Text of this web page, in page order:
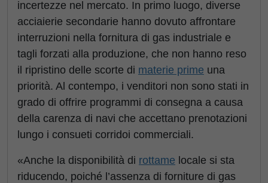
incertezze nel mercato. In primo luogo, diverse
acciaierie secondarie hanno dovuto affrontare
interruzioni nella fornitura di gas industriale e
tagli forzati alla produzione, che non hanno reso
il ripristino delle scorte di materie prime una
priorità. Al contempo, i venditori non sono stati in
grado di offrire programmi di consegna a causa
della carenza di navi che accettano prenotazioni
lungo i consueti corridoi commerciali.
«Anche la disponibilità di rottame locale si sta
riducendo, poiché l’assenza di forniture di gas